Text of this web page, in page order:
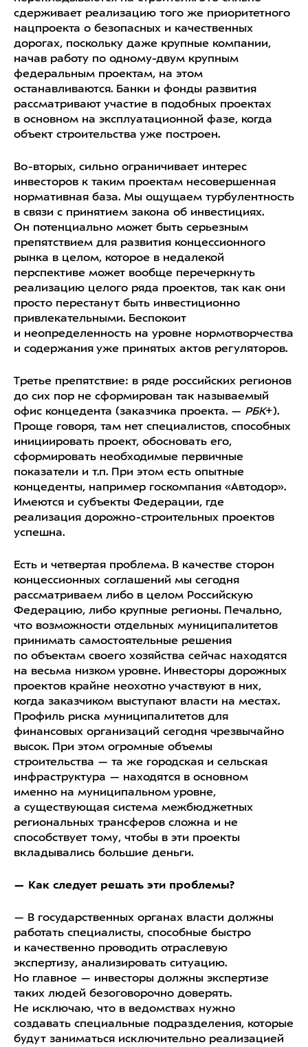
сдерживает реализацию того же приоритетного
нацпроекта о безопасных и качественных
дорогах, поскольку даже крупные компании,
начав работу по одному-двум крупным
федеральным проектам, на этом
останавливаются. Банки и фонды развития
рассматривают участие в подобных проектах
в основном на эксплуатационной фазе, когда
объект строительства уже построен.
Во-вторых, сильно ограничивает интерес
инвесторов к таким проектам несовершенная
нормативная база. Мы ощущаем турбулентность
в связи с принятием закона об инвестициях.
Он потенциально может быть серьезным
препятствием для развития концессионного
рынка в целом, которое в недалекой
перспективе может вообще перечеркнуть
реализацию целого ряда проектов, так как они
просто перестанут быть инвестиционно
привлекательными. Беспокоит
и неопределенность на уровне нормотворчества
и содержания уже принятых актов регуляторов.
Третье препятствие: в ряде российских регионов
до сих пор не сформирован так называемый
офис концедента (заказчика проекта. — РБК+).
Проще говоря, там нет специалистов, способных
инициировать проект, обосновать его,
сформировать необходимые первичные
показатели и т.п. При этом есть опытные
концеденты, например госкомпания «Автодор».
Имеются и субъекты Федерации, где
реализация дорожно-строительных проектов
успешна.
Есть и четвертая проблема. В качестве сторон
концессионных соглашений мы сегодня
рассматриваем либо в целом Российскую
Федерацию, либо крупные регионы. Печально,
что возможности отдельных муниципалитетов
принимать самостоятельные решения
по объектам своего хозяйства сейчас находятся
на весьма низком уровне. Инвесторы дорожных
проектов крайне неохотно участвуют в них,
когда заказчиком выступают власти на местах.
Профиль риска муниципалитетов для
финансовых организаций сегодня чрезвычайно
высок. При этом огромные объемы
строительства — та же городская и сельская
инфраструктура — находятся в основном
именно на муниципальном уровне,
а существующая система межбюджетных
региональных трансферов сложна и не
способствует тому, чтобы в эти проекты
вкладывались большие деньги.
— Как следует решать эти проблемы?
— В государственных органах власти должны
работать специалисты, способные быстро
и качественно проводить отраслевую
экспертизу, анализировать ситуацию.
Но главное — инвесторы должны экспертизе
таких людей безоговорочно доверять.
Не исключаю, что в ведомствах нужно
создавать специальные подразделения, которые
будут заниматься исключительно реализацией